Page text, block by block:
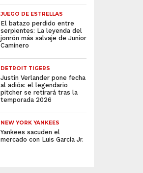
JUEGO DE ESTRELLAS
El batazo perdido entre
serpientes: La leyenda del
jonrón más salvaje de Junior
Caminero
DETROIT TIGERS
Justin Verlander pone fecha
al adiós: el legendario
pitcher se retirará tras la
temporada 2026
NEW YORK YANKEES
Yankees sacuden el
mercado con Luis García Jr.